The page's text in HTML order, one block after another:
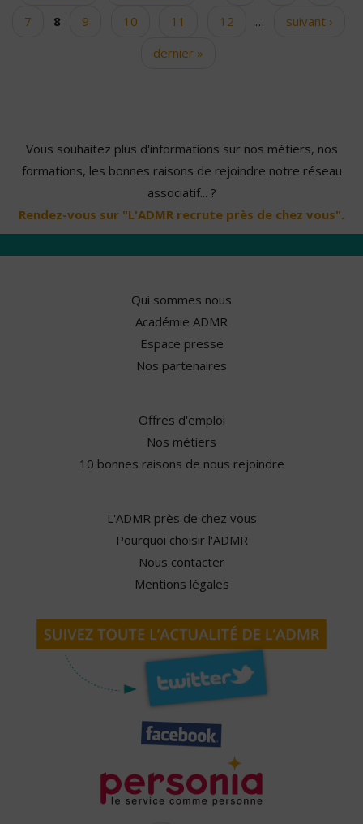
7
8 9 10 11 12 …
suivant ›
dernier »
Vous souhaitez plus d'informations sur nos métiers, nos
formations, les bonnes raisons de rejoindre notre réseau
associatif... ?
Rendez-vous sur "L'ADMR recrute près de chez vous".
Qui sommes nous
Académie ADMR
Espace presse
Nos partenaires
Offres d'emploi
Nos métiers
10 bonnes raisons de nous rejoindre
L'ADMR près de chez vous
Pourquoi choisir l'ADMR
Nous contacter
Mentions légales